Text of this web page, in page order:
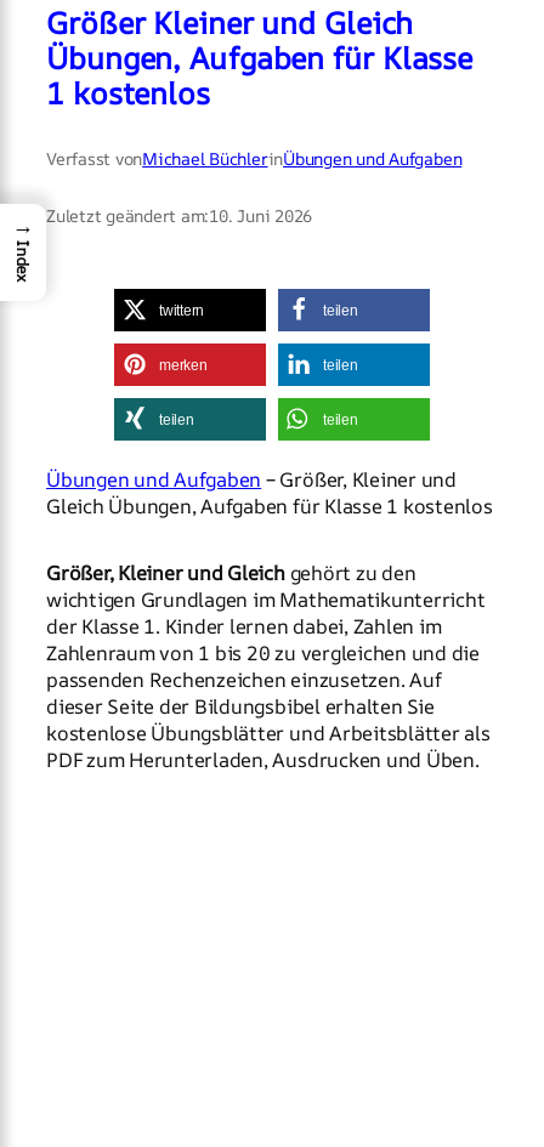
Größer Kleiner und Gleich
Übungen, Aufgaben für Klasse
1 kostenlos
Verfasst vonMichael BüchlerinÜbungen und Aufgaben
Zuletzt geändert am:10. Juni 2026
twittern teilen
merken teilen
teilen teilen
Übungen und Aufgaben – Größer, Kleiner und
Gleich Übungen, Aufgaben für Klasse 1 kostenlos
Größer, Kleiner und Gleichgehört zu den
wichtigen Grundlagen im Mathematikunterricht
der Klasse 1. Kinder lernen dabei, Zahlen im
Zahlenraum von 1 bis 20 zu vergleichen und die
passenden Rechenzeichen einzusetzen. Auf
dieser Seite der Bildungsbibel erhalten Sie
kostenlose Übungsblätter und Arbeitsblätter als
PDF zum Herunterladen, Ausdrucken und Üben.
→
Index